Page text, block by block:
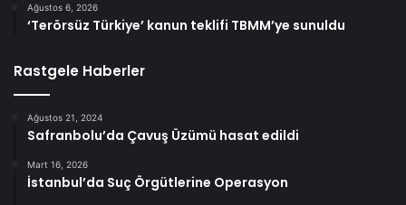
Ağustos 6, 2026
‘Terörsüz Türkiye’ kanun teklifi TBMM’ye sunuldu
Rastgele Haberler
Ağustos 21, 2024
Safranbolu’da Çavuş Üzümü hasat edildi
Mart 16, 2026
İstanbul’da Suç Örgütlerine Operasyon